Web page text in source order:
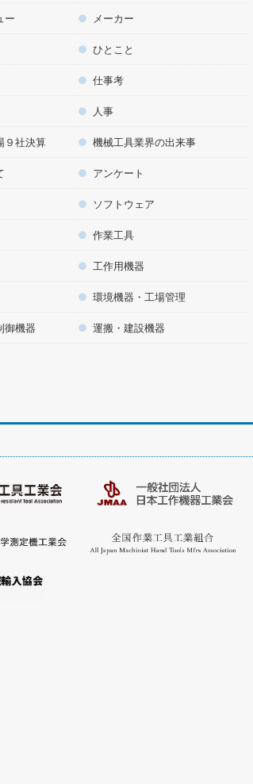
ー メーカー
ひとこと
仕事考
人事
９社決算 機械工具業界の出来事
アンケート
ソフトウェア
作業工具
工作用機器
環境機器・工場管理
御機器 運搬・建設機器